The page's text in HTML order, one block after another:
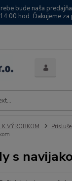
bude naša
hod. Ďakujeme za
K VÝROBKOM
s